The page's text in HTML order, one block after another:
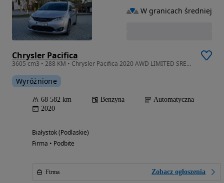
Chrysler Pacifica
3605 cm3 • 288 KM • Chrysler Pacifica 2020 AWD LIMITED SREBRNY perła
Wyróżnione
68 582 km Benzyna
Automatyczna
2020
Białystok (Podlaskie)
Firma • Podbite
Firma Zobacz ogłoszenia
W granicach średniej